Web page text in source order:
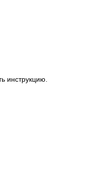
инструкцию.